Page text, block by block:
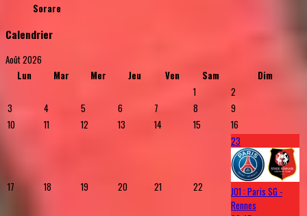
Sorare
Calendrier
Août 2026
Lun
Mar Mer Jeu Ven Sam
Dim
1
2
3
4 5 6 7 8
9
10
11 12 13 14 15 16
17 18 19 20 21 22
23
J01 : Paris SG -
Rennes